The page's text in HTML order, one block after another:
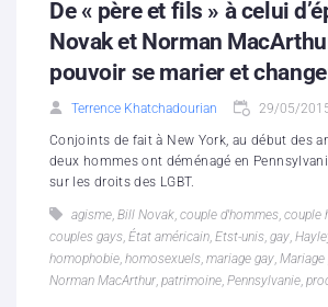
De « père et fils » à celui
Novak et Norman
pouvoir se marier et
Terrence Khatchadourian 29/05/
Conjoints de fait à New York, au début des
deux hommes ont déménagé en
sur les droits des LGBT.
agisme, Bill Novak, couple d'hommes, couple
couples gays, État américain, Etst-unis, gay,
homophobie, homosexuels, mariage gay,
Norman MacArthur, patrimoine, Pennsylvanie,